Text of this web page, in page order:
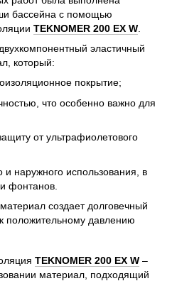
бассейна с помощью
TEKNOMER 200 EX W
эластичный
который:
покрытие;
что особенно важно для
от ультрафиолетового
и наружного использования, в
фонтанов.
создает долговечный
положительному давлению
TEKNOMER 200 EX W –
материал, подходящий